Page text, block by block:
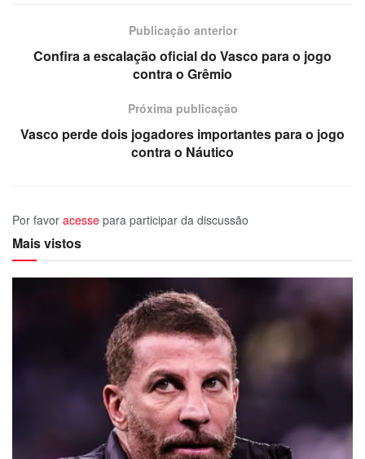
Publicação anterior
Confira a escalação oficial do Vasco para o jogo
contra o Grêmio
Próxima publicação
Vasco perde dois jogadores importantes para o jogo
contra o Náutico
Por favor acesse para participar da discussão
Mais vistos